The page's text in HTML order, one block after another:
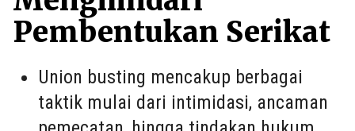
Pembentukan Serikat
Union busting mencakup berbagai
taktik mulai dari intimidasi, ancaman